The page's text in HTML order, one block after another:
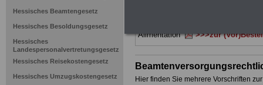
Hessisches Beamtengesetz
Hessisches Besoldungsgesetz
Hessisches
Landespersonalvertretungsgesetz
Hessisches Reisekostengesetz
Hessisches Umzugskostengesetz
Alimentation
>>>zur
Hier finden Sie mehrere Vorschriften